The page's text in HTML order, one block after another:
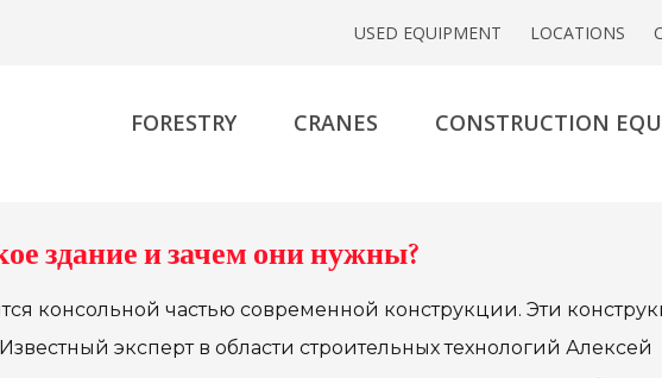
USED EQUIPMENT LOCATIONS
FORESTRY CRANES CONSTRUCTION
здание и зачем они нужны?
консольной частью современной конструкции. Эти
эксперт в области строительных технологий Алексей